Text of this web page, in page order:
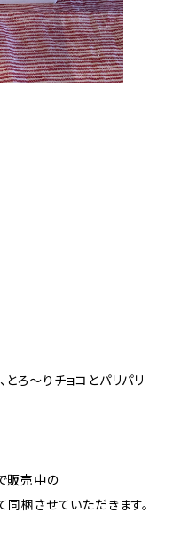
ろ〜りチョコとパリパリ
販売中の
梱させていただきます。